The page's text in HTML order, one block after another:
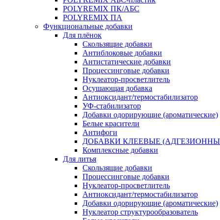
POLYREMIX ПК/АБС
POLYREMIX ПА
Функциональные добавки
Для плёнок
Скользящие добавки
Антиблоковые добавки
Антистатические добавки
Процессинговые добавки
Нуклеатор-просветлитель
Осушающая добавка
Антиоксидант/термостабилизатор
УФ-стабилизатор
Добавки одорирующие (ароматические)
Белые красители
Антифоги
ДОБАВКИ КЛЕЕВЫЕ
Комплексные добавки
Для литья
Скользящие добавки
Процессинговые добавки
Нуклеатор-просветлитель
Антиоксидант/термостабилизатор
Добавки одорирующие (ароматические)
Нуклеатор структурообразователь